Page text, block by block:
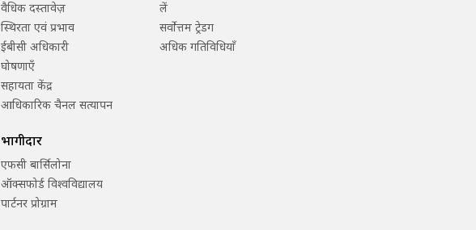
वैधिक दस्तावेज़
स्थिरता एवं प्रभाव
ईबीसी अधिकारी
घोषणाएँ
सहायता केंद्र
आधिकारिक चैनल सत्यापन
भागीदार
एफसी बार्सिलोना
ऑक्सफोर्ड विश्वविद्यालय
पार्टनर प्रोग्राम
लें
सर्वोत्तम ट्रेडिंग
अधिक गतिविधियाँ